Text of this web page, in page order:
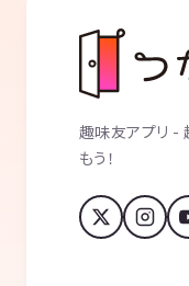
趣味友アプリ -
もう！